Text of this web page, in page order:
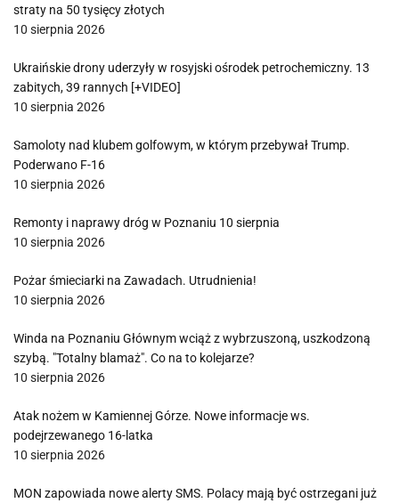
straty na 50 tysięcy złotych
10 sierpnia 2026
Ukraińskie drony uderzyły w rosyjski ośrodek petrochemiczny. 13
zabitych, 39 rannych [+VIDEO]
10 sierpnia 2026
Samoloty nad klubem golfowym, w którym przebywał Trump.
Poderwano F-16
10 sierpnia 2026
Remonty i naprawy dróg w Poznaniu 10 sierpnia
10 sierpnia 2026
Pożar śmieciarki na Zawadach. Utrudnienia!
10 sierpnia 2026
Winda na Poznaniu Głównym wciąż z wybrzuszoną, uszkodzoną
szybą. "Totalny blamaż". Co na to kolejarze?
10 sierpnia 2026
Atak nożem w Kamiennej Górze. Nowe informacje ws.
podejrzewanego 16-latka
10 sierpnia 2026
MON zapowiada nowe alerty SMS. Polacy mają być ostrzegani już